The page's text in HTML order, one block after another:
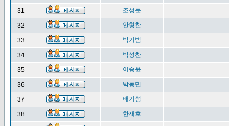
31 조성문
32 안형찬
33 박기범
34 박성찬
35 이승윤
36 박동민
37 배기성
38 한재호